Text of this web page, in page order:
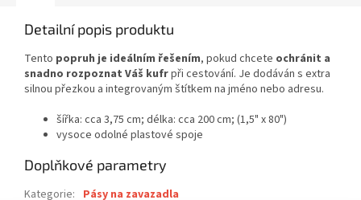
Detailní popis produktu
Tento popruh je ideálním řešením, pokud chcete ochránit a
snadno rozpoznat Váš kufrpři cestování. Je dodáván s extra
silnou přezkou a integrovaným štítkem na jméno nebo adresu.
šířka: cca 3,75 cm; délka: cca 200 cm; (1,5" x 80")
vysoce odolné plastové spoje
Doplňkové parametry
Kategorie: Pásy na zavazadla